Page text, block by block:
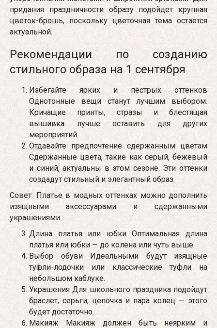
придания праздничности образу подойдет крупная
цветок-брошь, поскольку цветочная тема остается
актуальной.
Рекомендации по созданию
стильного образа на 1 сентября
Избегайте ярких и пёстрых оттенков
Однотонные вещи станут лучшим выбором.
Кричащие принты, стразы и блестящая
вышивка лучше оставить для других
мероприятий.
Отдавайте предпочтение сдержанным цветам
Сдержанные цвета, такие как серый, бежевый
и синий, актуальны в этом сезоне. Эти оттенки
создадут стильный и элегантный образ.
Совет: Платье в модных оттенках можно дополнить
изящными аксессуарами и сдержанными
украшениями.
Длина платья или юбки Оптимальная длина
платья или юбки — до колена или чуть выше.
Выбор обуви Идеальными будут изящные
туфли-лодочки или классические туфли на
небольшом каблуке.
Украшения Для школьного праздника подойдут
браслет, серьги, цепочка и пара колец — этого
будет достаточно.
Макияж Макияж должен быть неярким и